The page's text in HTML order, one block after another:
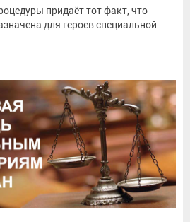
придаёт тот факт, что
для героев специальной